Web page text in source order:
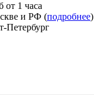
от 1 часа
и РФ (подробнее)
Петербург